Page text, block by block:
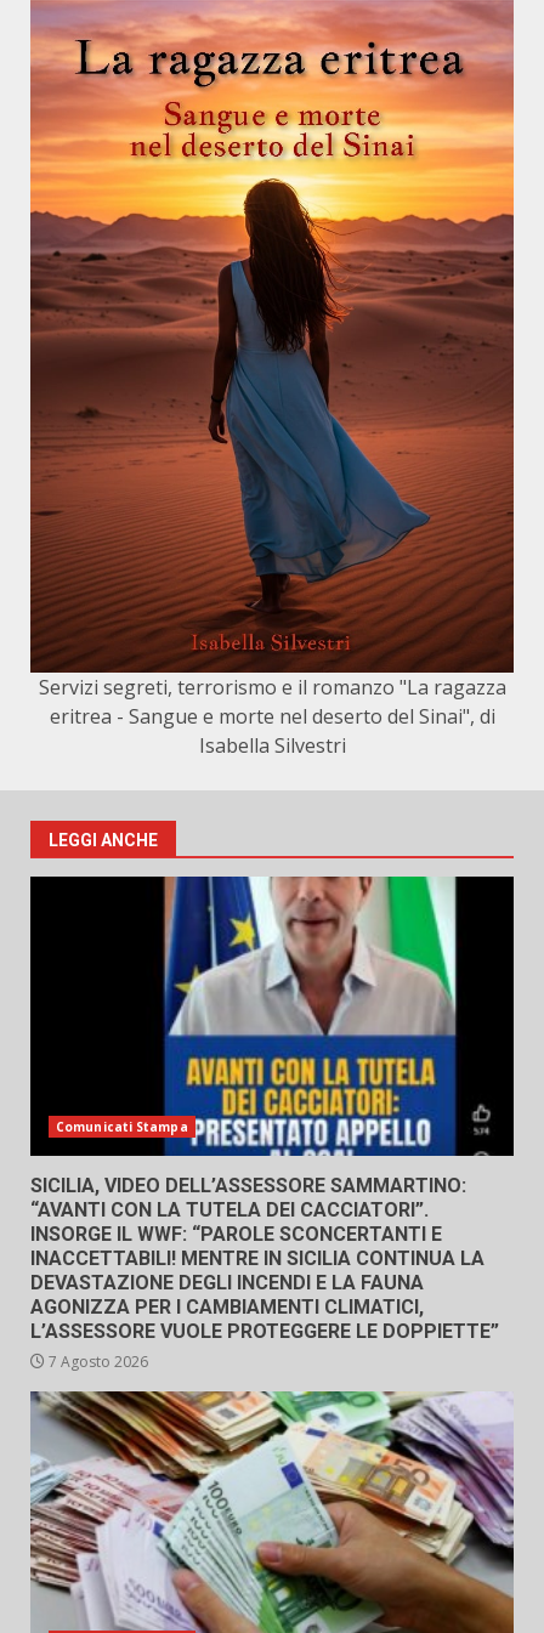
Servizi segreti, terrorismo e il romanzo "La ragazza
eritrea - Sangue e morte nel deserto del Sinai", di
Isabella Silvestri
LEGGI ANCHE
Comunicati Stampa
SICILIA, VIDEO DELL’ASSESSORE SAMMARTINO:
“AVANTI CON LA TUTELA DEI CACCIATORI”.
INSORGE IL WWF: “PAROLE SCONCERTANTI E
INACCETTABILI! MENTRE IN SICILIA CONTINUA LA
DEVASTAZIONE DEGLI INCENDI E LA FAUNA
AGONIZZA PER I CAMBIAMENTI CLIMATICI,
L’ASSESSORE VUOLE PROTEGGERE LE DOPPIETTE”
7 Agosto 2026